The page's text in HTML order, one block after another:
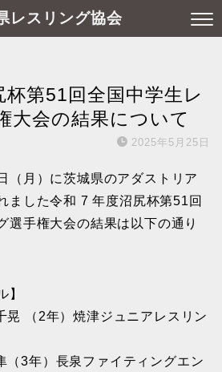
レスリング協会
第51回全国中学生レ
大会の結果について
2025年5月25日
（月）に茨城県のアダストリア
ました令和 7 年度沼尻杯第51回
選手権大会の結果は以下の通り
】
（2年）焼津ジュニアレスリン
3年）長泉ファイティングエン